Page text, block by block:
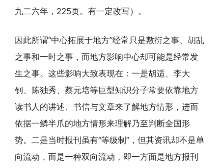
九二六年，225页。有一定改写）。
因此所谓“中心拓展于地方”经常只是敷衍之事、胡乱
之事和一时之事，而地方影响中心却可能是经常发
生之事。这些影响大致表现在：一是胡适、李大
钊、陈独秀、蔡元培等巨型知识分子常要依靠地方
读书人的讲述、书信与文章来了解地方情形，进而
依据一鳞半爪的地方情形来理解乃至判断全国形
势。二是当时报刊虽有“等级制”，但其资讯却不是单
向流动，而是一种双向流动，即一方面是地方报刊